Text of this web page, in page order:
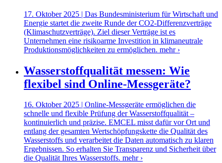
17. Oktober 2025 | Das Bundesministerium für Wirtschaft und
Energie startet die zweite Runde der CO2-Differenzverträge
(Klimaschutzverträge). Ziel dieser Verträge ist es
Unternehmen eine risikoarme Investition in klimaneutrale
Produktionsmöglichkeiten zu ermöglichen. mehr ›
Wasserstoffqualität messen: Wie
flexibel sind Online-Messgeräte?
16. Oktober 2025 | Online-Messgeräte ermöglichen die
schnelle und flexible Prüfung der Wasserstoffqualität –
kontinuierlich und präzise. EMCEL misst dafür vor Ort und
entlang der gesamten Wertschöpfungskette die Qualität des
Wasserstoffs und verarbeitet die Daten automatisch zu klaren
Ergebnissen. So erhalten Sie Transparenz und Sicherheit über
die Qualität Ihres Wasserstoffs. mehr ›